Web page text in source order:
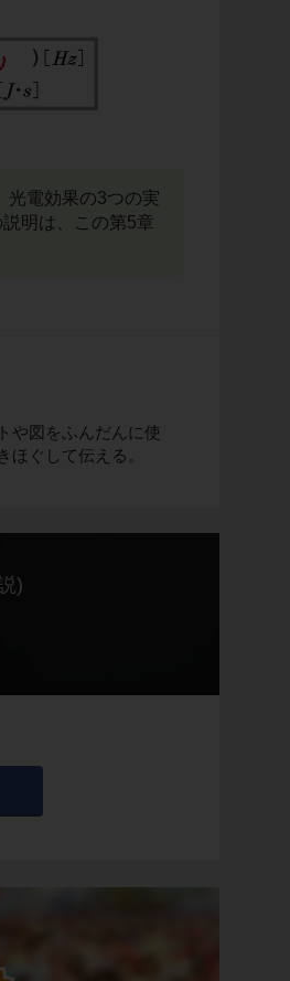
光電効果の3つの実
明は、この第5章
や図をふんだんに使
ぐして伝える。
)